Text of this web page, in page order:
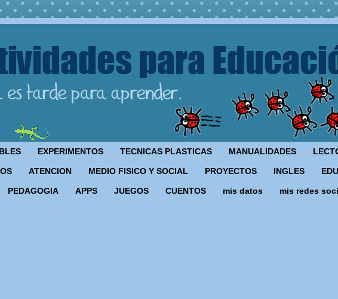
EXPERIMENTOS TECNICAS PLASTICAS MANUALIDADES
ATENCION MEDIO FISICO Y SOCIAL PROYECTOS INGLES
PEDAGOGIA APPS JUEGOS CUENTOS mis datos mis redes